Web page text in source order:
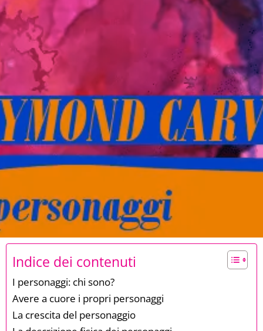
Indice dei contenuti
I personaggi: chi sono?
Avere a cuore i propri personaggi
La crescita del personaggio